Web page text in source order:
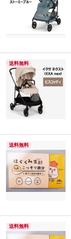
送料無料
送料無料
送料無料